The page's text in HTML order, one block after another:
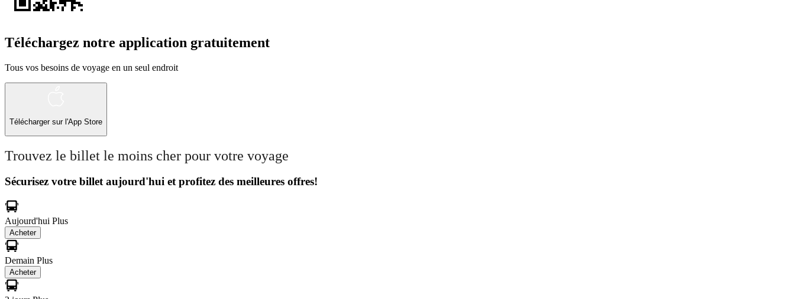
Téléchargez notre application gratuitement
Tous vos besoins de voyage en un seul endroit
Télécharger sur l'App Store
Trouvez le billet le moins cher pour votre voyage
Sécurisez votre billet aujourd'hui et profitez des meilleures offres!
Aujourd'hui Plus
Acheter
Demain Plus
Acheter